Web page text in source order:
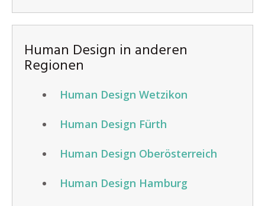
Human Design in anderen
Regionen
Human Design Wetzikon
Human Design Fürth
Human Design Oberösterreich
Human Design Hamburg